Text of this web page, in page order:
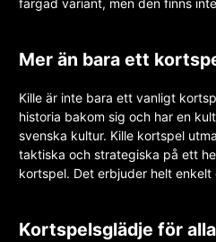
färgad variant, men den finns
Mer än bara ett
Kille är inte bara ett vanligt
historia bakom sig och har en
svenska kultur. Kille kortspel
taktiska och strategiska på ett
kortspel. Det erbjuder helt enkelt
Kortspelsglädje för alla